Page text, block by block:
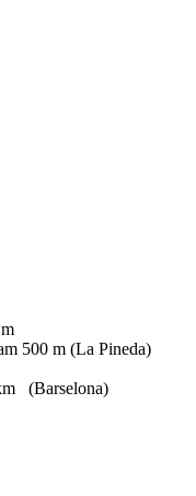
500 m (La Pineda)
(Barselona)